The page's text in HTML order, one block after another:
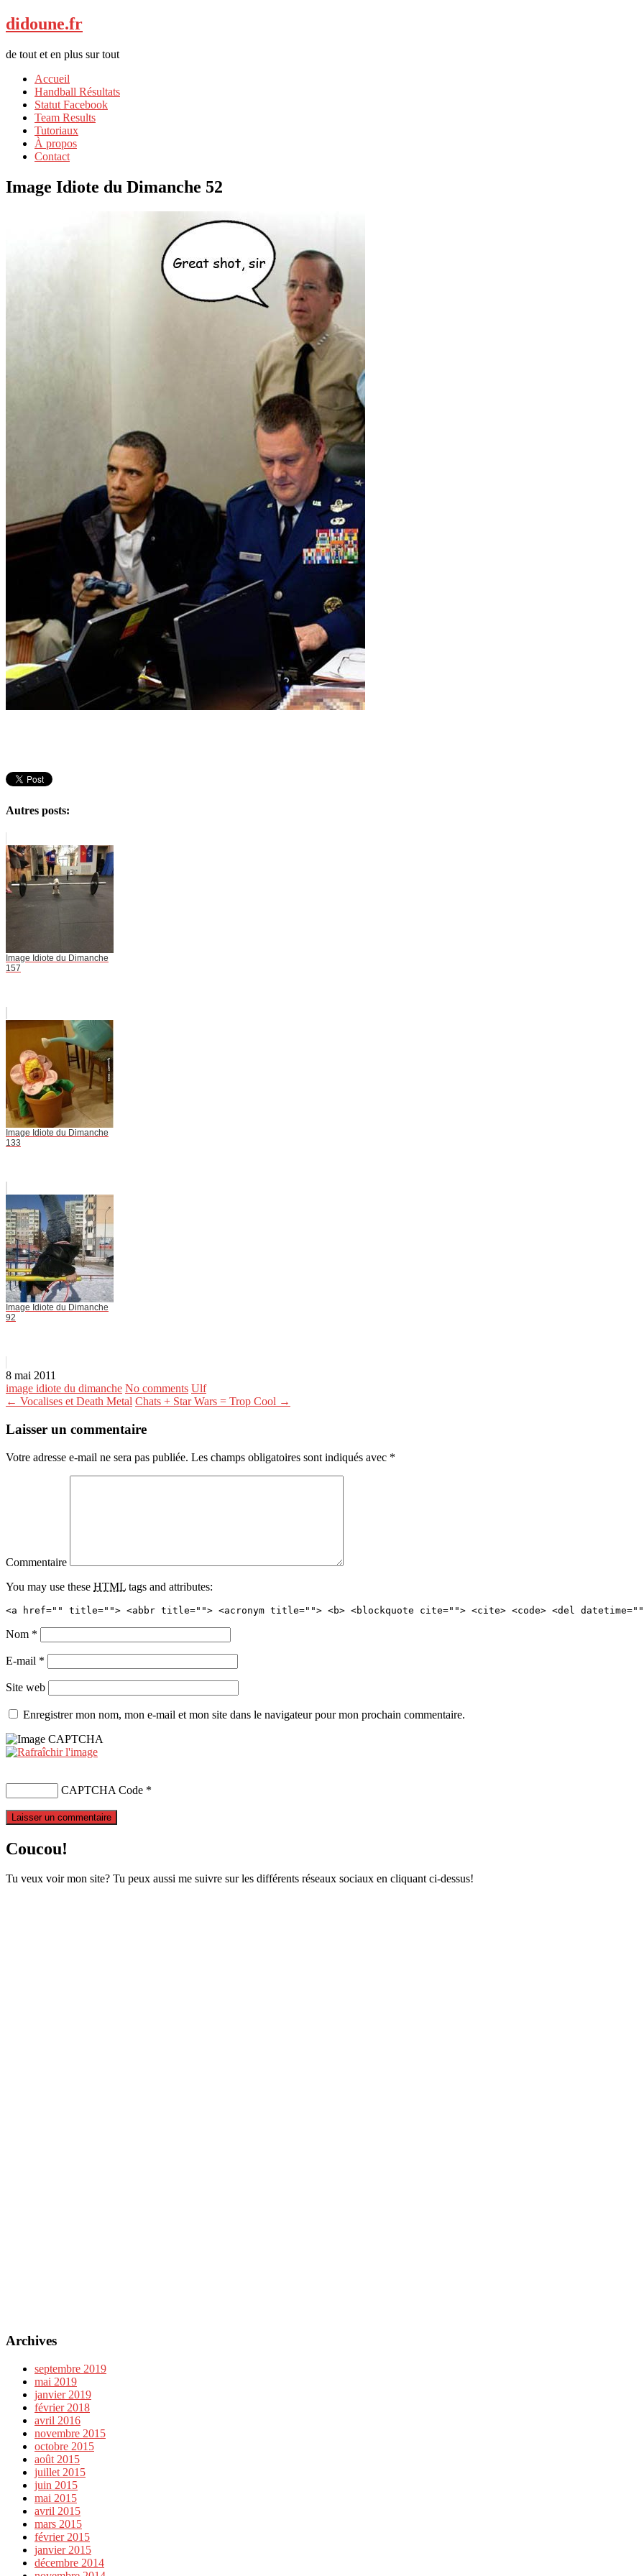
didoune.fr
de tout et en plus sur tout
Accueil
Handball Résultats
Statut Facebook
Team Results
Tutoriaux
À propos
Contact
Image Idiote du Dimanche 52
Autres posts:
Image Idiote du Dimanche
157
Image Idiote du Dimanche
133
Image Idiote du Dimanche
92
8 mai 2011
image idiote du dimanche No comments Ulf
← Vocalises et Death Metal Chats + Star Wars = Trop Cool →
Laisser un commentaire
Votre adresse e-mail ne sera pas publiée. Les champs obligatoires sont indiqués avec *
Commentaire
You may use these HTML tags and attributes:
<a href="" title=""> <abbr title=""> <acronym title=""> <b> <blockquote cite=""> <cite> <code> <del
Nom *
E-mail *
Site web
Enregistrer mon nom, mon e-mail et mon site dans le navigateur pour mon prochain commentaire.
CAPTCHA Code *
Coucou!
Tu veux voir mon site? Tu peux aussi me suivre sur les différents réseaux sociaux en cliquant ci-dessus!
Archives
septembre 2019
mai 2019
janvier 2019
février 2018
avril 2016
novembre 2015
octobre 2015
août 2015
juillet 2015
juin 2015
mai 2015
avril 2015
mars 2015
février 2015
janvier 2015
décembre 2014